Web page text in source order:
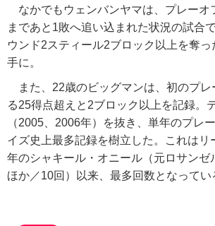
なかでもウェンバンヤマは、プレーオ
まであと1敗へ追い込まれた状況の試合
ウンド2スティール2ブロック以上を奪
手に。
また、22歳のビッグマンは、初のプレ
る25得点超えと2ブロック以上を記録。
（2005、2006年）を抜き、単年のプレ
イズ史上最多記録を樹立した。これはリ
年のシャキール・オニール（元ロサンゼ
ほか／10回）以来、最多回数となってい